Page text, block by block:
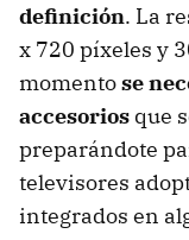
definición. La
x 720 píxeles y
momentose
accesorios que
preparándote
televisores
integrados en